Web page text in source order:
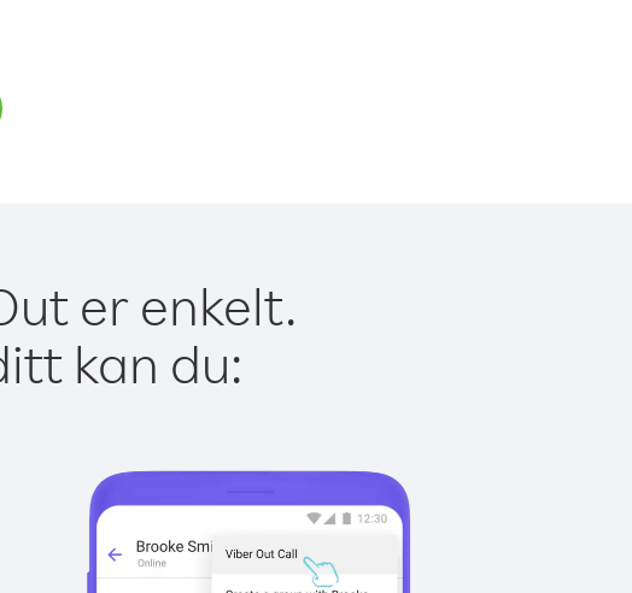
er enkelt.
kan du: